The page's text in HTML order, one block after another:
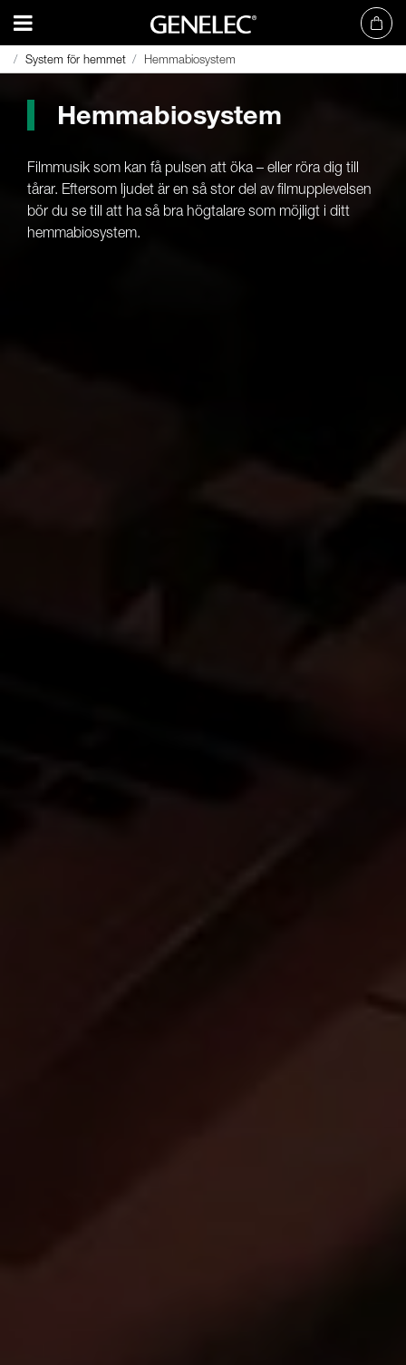
System för hemmet Hemmabiosystem
System för hemmet Hemmabiosystem
Hemmabiosystem
Filmmusik som kan få pulsen att öka – eller röra dig till
tårar. Eftersom ljudet är en så stor del av filmupplevelsen
bör du se till att ha så bra högtalare som möjligt i ditt
hemmabiosystem.